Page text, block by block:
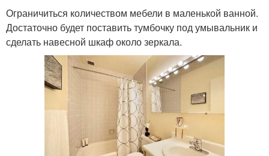
Ограничиться количеством мебели в маленькой ванной.
Достаточно будет поставить тумбочку под умывальник и
сделать навесной шкаф около зеркала.